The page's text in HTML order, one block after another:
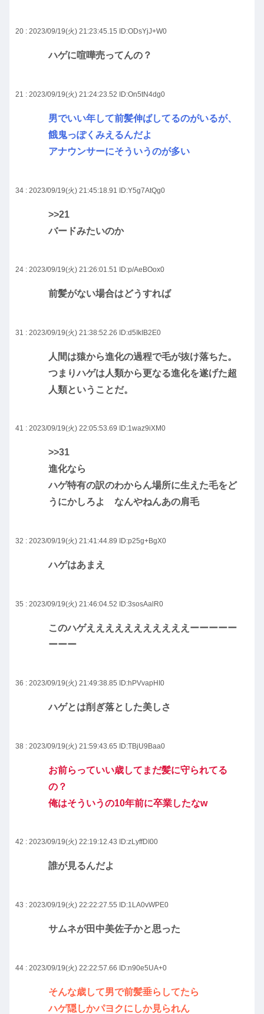
20 : 2023/09/19(火) 21:23:45.15 ID:ODsYjJ+W0
ハゲに喧嘩売ってんの？
21 : 2023/09/19(火) 21:24:23.52 ID:On5tN4dg0
男でいい年して前髪伸ばしてるのがいるが、
餓鬼っぽくみえるんだよ
アナウンサーにそういうのが多い
34 : 2023/09/19(火) 21:45:18.91 ID:Y5g7AtQg0
>>21
バードみたいのか
24 : 2023/09/19(火) 21:26:01.51 ID:p/AeBOox0
前髪がない場合はどうすれば
31 : 2023/09/19(火) 21:38:52.26 ID:d5IkIB2E0
人間は猿から進化の過程で毛が抜け落ちた。
つまりハゲは人類から更なる進化を遂げた超
人類ということだ。
41 : 2023/09/19(火) 22:05:53.69 ID:1waz9iXM0
>>31
進化なら
ハゲ特有の訳のわからん場所に生えた毛をど
うにかしろよ なんやねんあの肩毛
32 : 2023/09/19(火) 21:41:44.89 ID:p25g+BgX0
ハゲはあまえ
35 : 2023/09/19(火) 21:46:04.52 ID:3sosAalR0
このハゲえええええええええええーーーーー
ーーー
36 : 2023/09/19(火) 21:49:38.85 ID:hPVvapHI0
ハゲとは削ぎ落とした美しさ
38 : 2023/09/19(火) 21:59:43.65 ID:TBjU9Baa0
お前らっていい歳してまだ髪に守られてる
の？
俺はそういうの10年前に卒業したなw
42 : 2023/09/19(火) 22:19:12.43 ID:zLyffDI00
誰が見るんだよ
43 : 2023/09/19(火) 22:22:27.55 ID:1LA0vWPE0
サムネが田中美佐子かと思った
44 : 2023/09/19(火) 22:22:57.66 ID:n90e5UA+0
そんな歳して男で前髪垂らしてたら
ハゲ隠しかパヨクにしか見られん